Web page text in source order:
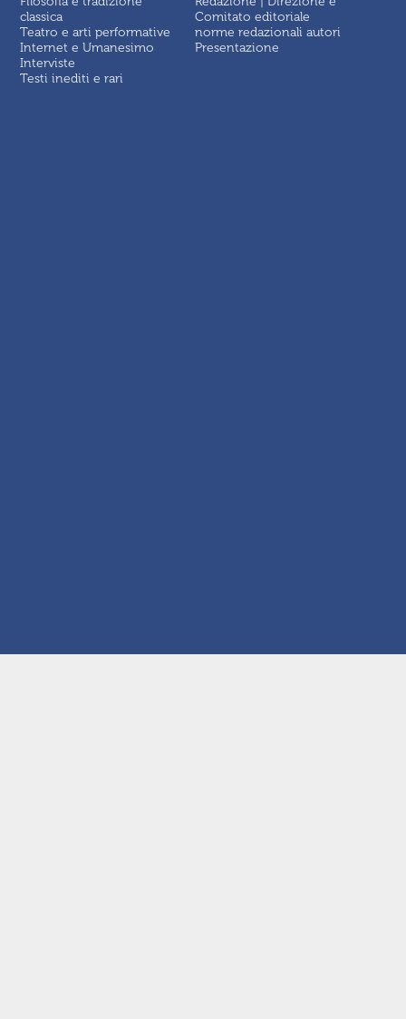
classica
Teatro e arti performative
Internet e Umanesimo
Interviste
Testi inediti e rari
Comitato editoriale
norme redazionali autori
Presentazione